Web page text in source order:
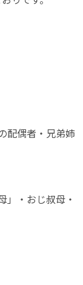
配偶者・兄弟姉
」・おじ叔母・